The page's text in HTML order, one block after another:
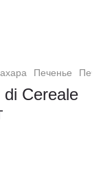
Печенье
di Cereale